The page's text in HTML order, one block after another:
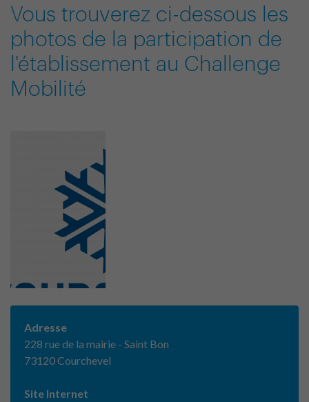
Vous trouverez ci-dessous les
photos de la participation de
l'établissement au Challenge
Mobilité
Adresse
228 rue de la mairie - Saint Bon
73120 Courchevel
Site Internet